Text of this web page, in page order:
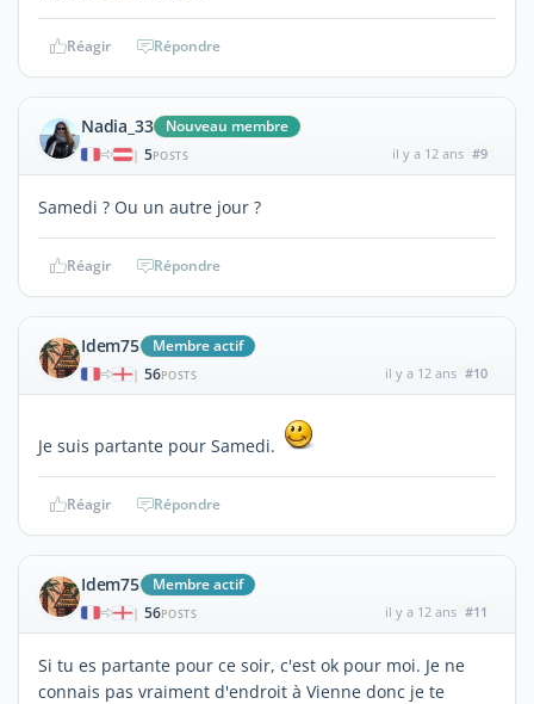
Réagir Répondre
Nadia_33 Nouveau membre
| 5POSTS il y a 12 ans #9
Samedi ? Ou un autre jour ?
Réagir Répondre
Idem75 Membre actif
| 56POSTS il y a 12 ans #10
Je suis partante pour Samedi.
Réagir Répondre
Idem75 Membre actif
| 56POSTS il y a 12 ans #11
Si tu es partante pour ce soir, c'est ok pour moi. Je ne
connais pas vraiment d'endroit à Vienne donc je te